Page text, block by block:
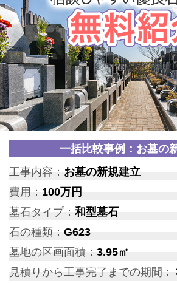
一括比較事例：お墓の
工事内容： お墓の新規建立
費用： 100万円
墓石タイプ：和型墓石
石の種類： G623
墓地の区画面積： 3.95㎡
見積りから工事完了までの期間：